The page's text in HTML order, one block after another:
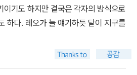
이기도 하지만 결국은 각자의 방식으로
하다. 레오가 늘 얘기하듯 달이 지구를